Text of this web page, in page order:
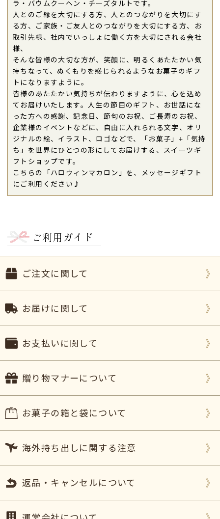
ラ・バウムクーヘン・チーズタルトです。
人とのご縁を大切にする方、人とのつながりを大切にす
る方、ご家族・ご友人とのつながりを大切にする方、お
取引先様、社内でいっしょに働く方を大切にされる会社
様、
そんな皆様の大切な方が、笑顔に、明るくあたたかい気
持ちなって、ぬくもりを感じられるようなお菓子のギフ
トになりますように。
皆様のあたたかい気持ちが伝わりますように、心を込め
てお届けいたします。人生の節目のギフト、お世話にな
った方への感謝、記念日、節句のお祝、ご長寿のお祝、
企業様のイベントなどに、自由に入れられる文字、オリ
ジナルの絵、イラスト、ロゴなどで、「お菓子」+「気持
ち」を世界にひとつの形にしてお届けする、スイーツギ
フトショップです。
こちらの「ハロウィンマカロン」を、メッセージギフト
にご利用ください♪
ご利用ガイド
ご注文に関して
お届けに関して
お支払いに関して
贈り物マナーについて
お菓子の箱と袋について
海外持ち出しに関する注意
返品・キャンセルについて